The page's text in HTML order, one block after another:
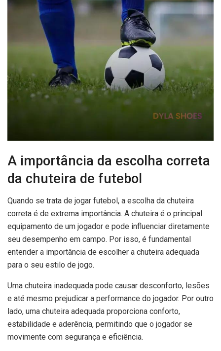
A importância da escolha correta
da chuteira de futebol
Quando se trata de jogar futebol, a escolha da chuteira
correta é de extrema importância. A chuteira é o principal
equipamento de um jogador e pode influenciar diretamente
seu desempenho em campo. Por isso, é fundamental
entender a importância de escolher a chuteira adequada
para o seu estilo de jogo.
Uma chuteira inadequada pode causar desconforto, lesões
e até mesmo prejudicar a performance do jogador. Por outro
lado, uma chuteira adequada proporciona conforto,
estabilidade e aderência, permitindo que o jogador se
movimente com segurança e eficiência.